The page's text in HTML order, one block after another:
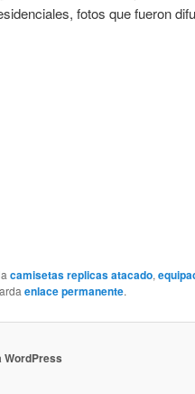
fotos que fueron
camisetas replicas atacado,
enlace permanente.
WordPress